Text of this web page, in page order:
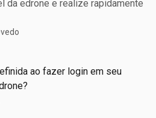
da edrone e realize rapidamente
ao fazer login em seu